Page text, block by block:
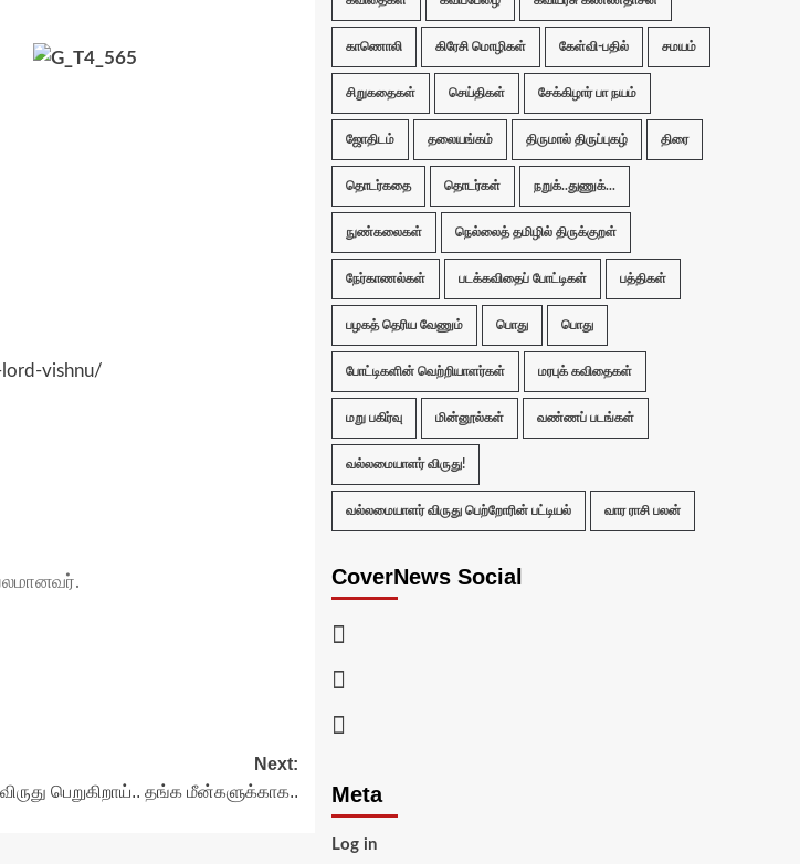
vishnu/
Next:
பெறுகிறாய்.. தங்க மீன்களுக்காக..
காணொலி கிரேசி மொழிகள் கேள்வி-பதில் சமயம்
சிறுகதைகள் செய்திகள் சேக்கிழார் பா நயம்
ஜோதிடம் தலையங்கம் திருமால் திருப்புகழ் திரை
தொடர்கதை தொடர்கள் நறுக்..துணுக்...
நுண்கலைகள் நெல்லைத் தமிழில் திருக்குறள்
நேர்காணல்கள் படக்கவிதைப் போட்டிகள் பத்திகள்
பழகத் தெரிய வேணும் பொது பொது
போட்டிகளின் வெற்றியாளர்கள் மரபுக் கவிதைகள்
மறு பகிர்வு மின்னூல்கள் வண்ணப் படங்கள்
வல்லமையாளர் விருது!
வல்லமையாளர் விருது பெற்றோரின் பட்டியல் வார ராசி பலன்
CoverNews Social
Meta
Log in